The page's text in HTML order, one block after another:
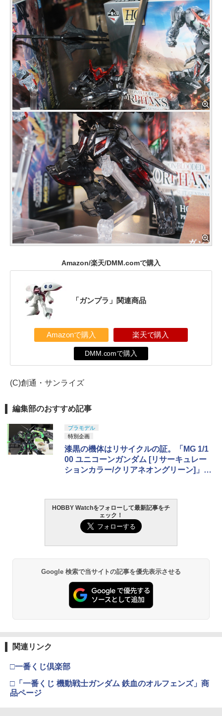
Amazon/楽天/DMM.comで購入
「ガンプラ」関連商品
Amazonで購入 楽天で購入
DMM.comで購入
(C)創通・サンライズ
編集部のおすすめ記事
プラモデル
特別企画
漆黒の機体はリサイクルの証。「MG 1/1
00 ユニコーンガンダム [リサーキュレー
ションカラー/クリアネオングリーン]」が
HOBBY Watchをフォローして最新記事をチ
ェック！
Google 検索で当サイトの記事を優先表示させる
関連リンク
□一番くじ倶楽部
□「一番くじ 機動戦士ガンダム 鉄血のオルフェンズ」商
品ページ